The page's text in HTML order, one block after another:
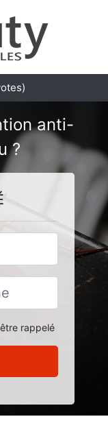
anti-
?
rappelé